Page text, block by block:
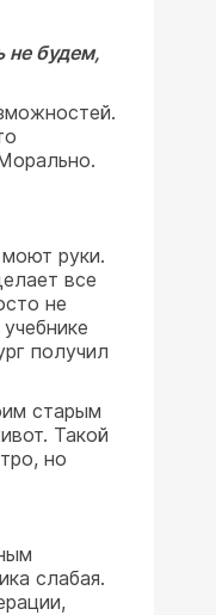
не будем,
руки.
все
не
получил
старым
Такой
но
слабая.